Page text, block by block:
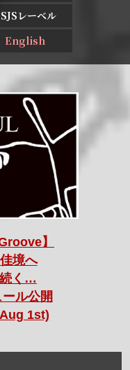
レーベル
English
】
境へ
く…
ル公開
1st)